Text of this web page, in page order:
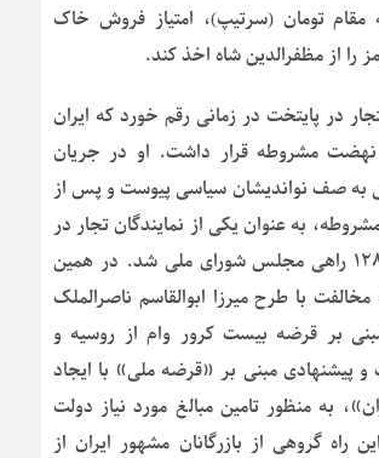
مقام تومان (سرتیپ)، امتیاز فروش خاک
را از مظفرالدین شاه اخذ کند.
در پایتخت در زمانی رقم خورد که ایران
مشروطه قرار داشت. او در جریان
به صف نواندیشان سیاسی پیوست و پس از
به عنوان یکی از نمایندگان تجار در
هفدهم مهر ۱۲۸۵ راهی مجلس شورای ملی شد. در همین
با طرح میرزا ابوالقاسم ناصرالملک
مبنی بر قرضه بیست کرور وام از روسیه و
و پیشنهادی مبنی بر «قرضه ملی» با ایجاد
به منظور تامین مبالغ مورد نیاز دولت
راه گروهی از بازرگانان مشهور ایران از